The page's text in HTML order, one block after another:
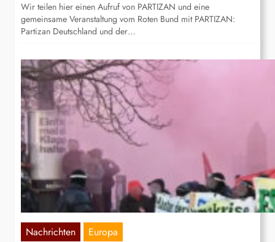
Wir teilen hier einen Aufruf von PARTIZAN und eine
gemeinsame Veranstaltung vom Roten Bund mit PARTIZAN:
Partizan Deutschland und der…
Nachrichten Europa